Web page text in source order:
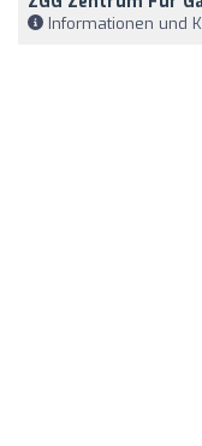
Informationen und